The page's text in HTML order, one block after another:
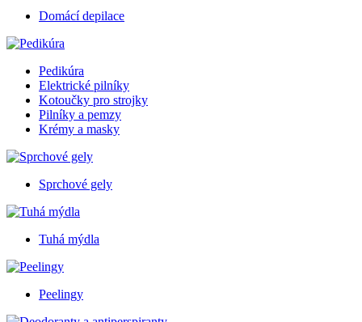
Domácí depilace
Pedikúra
Elektrické pilníky
Kotoučky pro strojky
Pilníky a pemzy
Krémy a masky
Sprchové gely
Tuhá mýdla
Peelingy